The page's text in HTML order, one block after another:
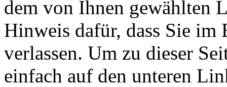
dem von Ihnen gewählten
Hinweis dafür, dass Sie im
verlassen. Um zu dieser
einfach auf den unteren